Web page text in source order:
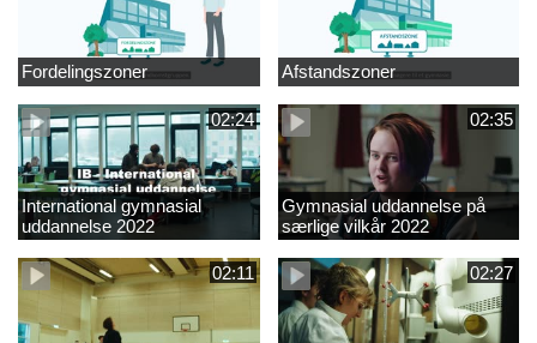
Fordelingszoner Afstandszoner
02:24
International gymnasial
uddannelse 2022
02:35
Gymnasial uddannelse på
særlige vilkår 2022
02:11 02:27